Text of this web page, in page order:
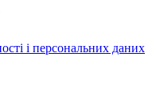
і персональних даних